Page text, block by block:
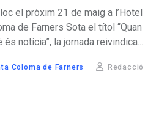
el pròxim 21 de maig a l’Hotel
de Farners Sota el títol “Quan
notícia”, la jornada reivindica...
Coloma de Farners Redacció